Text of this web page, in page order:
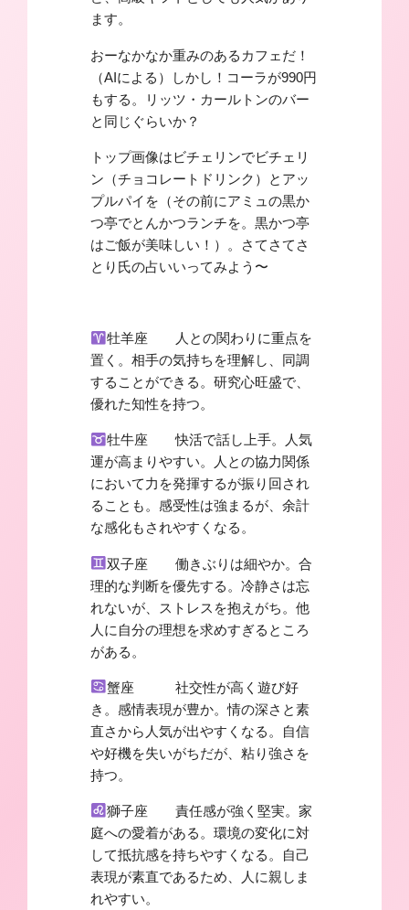
ます。
おーなかなか重みのあるカフェだ！
（AIによる）しかし！コーラが990円
もする。リッツ・カールトンのバー
と同じぐらいか？
トップ画像はビチェリンでビチェリ
ン（チョコレートドリンク）とアッ
プルパイを（その前にアミュの黒か
つ亭でとんかつランチを。黒かつ亭
はご飯が美味しい！）。さてさてさ
とり氏の占いいってみよう〜
牡羊座 人との関わりに重点を
置く。相手の気持ちを理解し、同調
することができる。研究心旺盛で、
優れた知性を持つ。
牡牛座 快活で話し上手。人気
運が高まりやすい。人との協力関係
において力を発揮するが振り回され
ることも。感受性は強まるが、余計
な感化もされやすくなる。
双子座 働きぶりは細やか。合
理的な判断を優先する。冷静さは忘
れないが、ストレスを抱えがち。他
人に自分の理想を求めすぎるところ
がある。
蟹座 社交性が高く遊び好
き。感情表現が豊か。情の深さと素
直さから人気が出やすくなる。自信
や好機を失いがちだが、粘り強さを
持つ。
獅子座 責任感が強く堅実。家
庭への愛着がある。環境の変化に対
して抵抗感を持ちやすくなる。自己
表現が素直であるため、人に親しま
れやすい。